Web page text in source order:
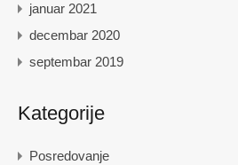
januar 2021
decembar 2020
septembar 2019
Kategorije
Posredovanje